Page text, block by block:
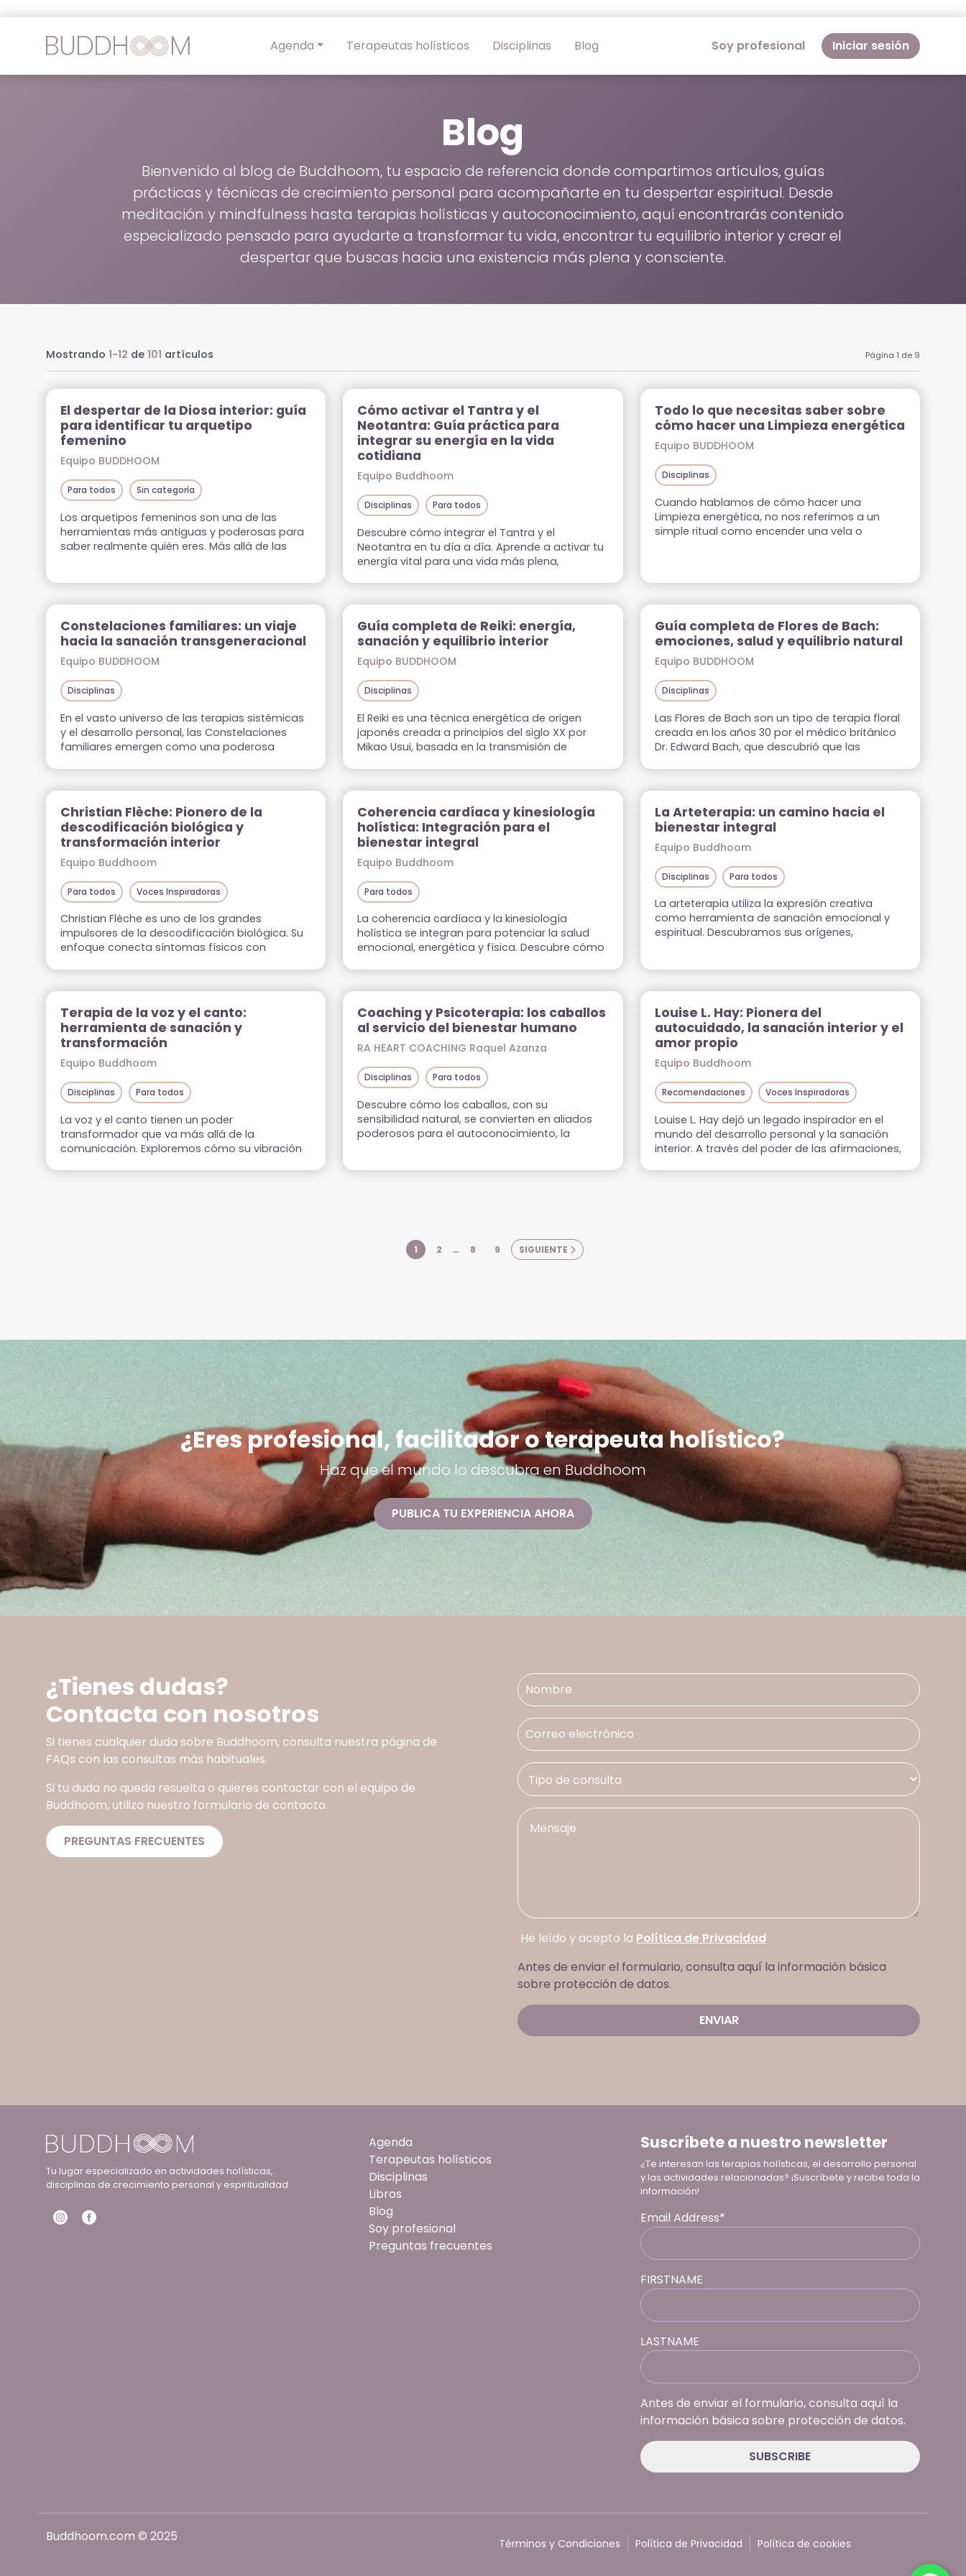
Agenda Terapeutas holísticos Disciplinas Blog Soy profesional Iniciar sesión
Blog
Bienvenido al blog de Buddhoom, tu espacio de referencia donde compartimos artículos, guías
prácticas y técnicas de crecimiento personal para acompañarte en tu despertar espiritual. Desde
meditación y mindfulness hasta terapias holísticas y autoconocimiento, aquí encontrarás contenido
especializado pensado para ayudarte a transformar tu vida, encontrar tu equilibrio interior y crear el
despertar que buscas hacia una existencia más plena y consciente.
Mostrando 1-12 de 101 artículos Página 1 de 9
El despertar de la Diosa interior: guía
para identificar tu arquetipo
femenino
Equipo BUDDHOOM
Para todos Sin categoría
Los arquetipos femeninos son una de las
herramientas más antiguas y poderosas para
saber realmente quién eres. Más allá de las
llamados arquetipos de las diosas, los
arquetipos son patrones universales que
residen en nuestro inconsciente […]
Cómo activar el Tantra y el
Neotantra: Guía práctica para
integrar su energía en la vida
cotidiana
Equipo Buddhoom
Disciplinas Para todos
Descubre cómo integrar el Tantra y el
Neotantra en tu día a día. Aprende a activar tu
energía vital para una vida más plena,
Todo lo que necesitas saber sobre
cómo hacer una Limpieza energética
Equipo BUDDHOOM
Disciplinas
Cuando hablamos de cómo hacer una
Limpieza energética, no nos referimos a un
simple ritual como encender una vela o
influencias externas. Los seres humanos somos
sistemas […]
Constelaciones familiares: un viaje
hacia la sanación transgeneracional
Equipo BUDDHOOM
Disciplinas
En el vasto universo de las terapias sistémicas
y el desarrollo personal, las Constelaciones
familiares emergen como una poderosa
nuestro sistema familiar. Esta práctica
terapéutica, que combina elementos de la
psicología transpersonal, la fenomenología y
la sabiduría ancestral, nos revela cómo los
patrones, […]
Guía completa de Reiki: energía,
sanación y equilibrio interior
Equipo BUDDHOOM
Disciplinas
El Reiki es una técnica energética de origen
japonés creada a principios del siglo XX por
Mikao Usui, basada en la transmisión de
japonesas: Rei (energía universal) y Ki (energía
vital). Juntas, significan “energía vital universal”,
la fuerza que sostiene la […]
Guía completa de Flores de Bach:
emociones, salud y equilibrio natural
Equipo BUDDHOOM
Disciplinas
Las Flores de Bach son un tipo de terapia floral
creada en los años 30 por el médico británico
Dr. Edward Bach, que descubrió que las
esencias florales enfocadas a tratar las raíces
emocionales de nuestro malestar, más allá de
los síntomas […]
Christian Flèche: Pionero de la
descodificación biológica y
transformación interior
Equipo Buddhoom
Para todos Voces Inspiradoras
Christian Flèche es uno de los grandes
impulsores de la descodificación biológica. Su
enfoque conecta síntomas físicos con
autoconocimiento profundo.
Coherencia cardíaca y kinesiología
holística: Integración para el
bienestar integral
Equipo Buddhoom
Para todos
La coherencia cardíaca y la kinesiología
holística se integran para potenciar la salud
emocional, energética y física. Descubre cómo
La Arteterapia: un camino hacia el
bienestar integral
Equipo Buddhoom
Disciplinas Para todos
La arteterapia utiliza la expresión creativa
como herramienta de sanación emocional y
espiritual. Descubramos sus orígenes,
Terapia de la voz y el canto:
herramienta de sanación y
transformación
Equipo Buddhoom
Disciplinas Para todos
La voz y el canto tienen un poder
transformador que va más allá de la
comunicación. Exploremos cómo su vibración
Coaching y Psicoterapia: los caballos
al servicio del bienestar humano
RA HEART COACHING Raquel Azanza
Disciplinas Para todos
Descubre cómo los caballos, con su
sensibilidad natural, se convierten en aliados
poderosos para el autoconocimiento, la
Louise L. Hay: Pionera del
autocuidado, la sanación interior y el
amor propio
Equipo Buddhoom
Recomendaciones Voces Inspiradoras
Louise L. Hay dejó un legado inspirador en el
mundo del desarrollo personal y la sanación
interior. A través del poder de las afirmaciones,
1 2 … 8 9 SIGUIENTE
¿Eres profesional, facilitador o terapeuta holístico?
Haz que el mundo lo descubra en Buddhoom
PUBLICA TU EXPERIENCIA AHORA
¿Tienes dudas?
Contacta con nosotros
Si tienes cualquier duda sobre Buddhoom, consulta nuestra página de
FAQs con las consultas más habituales.
Si tu duda no queda resuelta o quieres contactar con el equipo de
Buddhoom, utiliza nuestro formulario de contacto.
PREGUNTAS FRECUENTES
He leído y acepto la Política de Privacidad
Antes de enviar el formulario, consulta aquí la información básica
sobre protección de datos.
Tu lugar especializado en actividades holísticas,
disciplinas de crecimiento personal y espiritualidad.
Agenda
Terapeutas holísticos
Disciplinas
Libros
Blog
Soy profesional
Preguntas frecuentes
Suscríbete a nuestro newsletter
¿Te interesan las terapias holísticas, el desarrollo personal
y las actividades relacionadas? ¡Suscríbete y recibe toda la
información!
Email Address*
FIRSTNAME
LASTNAME
Antes de enviar el formulario, consulta aquí la
información básica sobre protección de datos.
Buddhoom.com © 2025 Términos y Condiciones Política de Privacidad Política de cookies